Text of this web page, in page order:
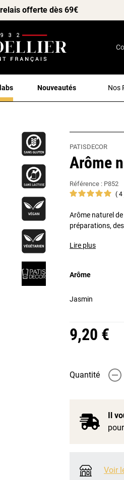
offerte dès 69€
Nouveautés Nos
PATISDECOR
Arôme
Référence : P852
4
Arôme naturel
préparations,
Lire plus
Arôme
Jasmin
9,20 €
Quantité -
Il
Voir